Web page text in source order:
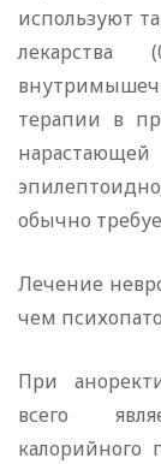
используют
терапии в
обычно
Лечение
чем
При
всего